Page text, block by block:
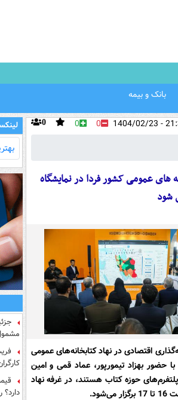
بانک و بیمه
0 0 0
21:35 -
های عمومی کشور فردا در نمایشگاه
شود
اقتصادی در نهاد کتابخانه‌های عمومی
حضور بهزاد تیمورپور، عماد قمی و امین
حوزه کتاب هستند، در غرفه نهاد
کارگران با